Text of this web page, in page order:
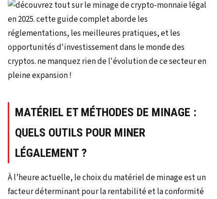
MATÉRIEL ET MÉTHODES DE MINAGE :
QUELS OUTILS POUR MINER
LÉGALEMENT ?
À l’heure actuelle, le choix du matériel de minage est un
facteur déterminant pour la rentabilité et la conformité